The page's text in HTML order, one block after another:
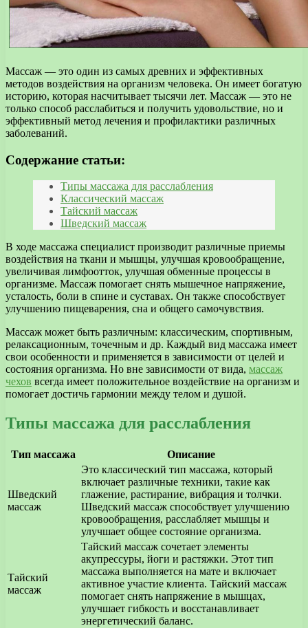
Массаж — это один из самых древних и эффективных
методов воздействия на организм человека. Он имеет богатую
историю, которая насчитывает тысячи лет. Массаж — это не
только способ расслабиться и получить удовольствие, но и
эффективный метод лечения и профилактики различных
заболеваний.
Содержание статьи:
Типы массажа для расслабления
Классический массаж
Тайский массаж
Шведский массаж
В ходе массажа специалист производит различные приемы
воздействия на ткани и мышцы, улучшая кровообращение,
увеличивая лимфоотток, улучшая обменные процессы в
организме. Массаж помогает снять мышечное напряжение,
усталость, боли в спине и суставах. Он также способствует
улучшению пищеварения, сна и общего самочувствия.
Массаж может быть различным: классическим, спортивным,
релаксационным, точечным и др. Каждый вид массажа имеет
свои особенности и применяется в зависимости от целей и
состояния организма. Но вне зависимости от вида, массаж
чехов всегда имеет положительное воздействие на организм и
помогает достичь гармонии между телом и душой.
Типы массажа для расслабления
Тип массажа Описание
Шведский
массаж
Это классический тип массажа, который
включает различные техники, такие как
глажение, растирание, вибрация и толчки.
Шведский массаж способствует улучшению
кровообращения, расслабляет мышцы и
улучшает общее состояние организма.
Тайский
массаж
Тайский массаж сочетает элементы
акупрессуры, йоги и растяжки. Этот тип
массажа выполняется на мате и включает
активное участие клиента. Тайский массаж
помогает снять напряжение в мышцах,
улучшает гибкость и восстанавливает
энергетический баланс.